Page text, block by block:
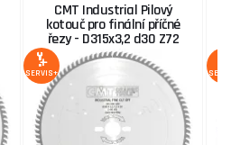
CMT Industrial Pilový
kotouč pro finální příčné
řezy - D315x3,2 d30 Z72
HW
SERVIS+